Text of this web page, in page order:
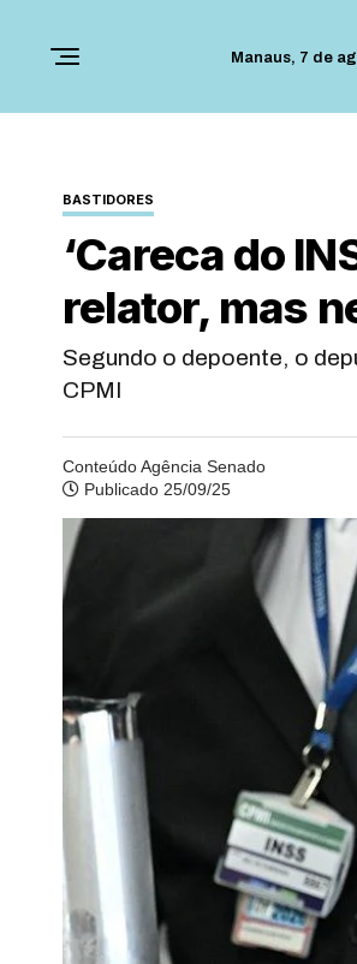
Manaus, 7 de
BASTIDORES
‘Careca do
relator, mas
Segundo o depoente, o
CPMI
Conteúdo Agência Senado
Publicado 25/09/25